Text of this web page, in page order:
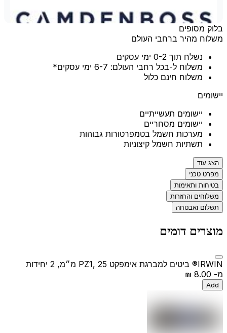
בלוק מסופים
משלוח מהיר ברחבי העולם
נשלח תוך 0-2 ימי עסקים
משלוח ל-בכל רחבי העולם: 6-7 ימי עסקים*
משלוח חינם כלול
יישומים
יישומים תעשייתיים
יישומים מסחריים
מערכות חשמל בטמפרטורות גבוהות
תשתיות חשמל קיצוניות
הצג עוד
מפרט טכני
בטיחות ותאימות
משלוחים והחזרות
תשלום ואבטחה
מוצרים דומים
IRWIN® ביטים למברגת אימפקט PZ1, 25 מ״מ, 2 יחידות
מ-
Add